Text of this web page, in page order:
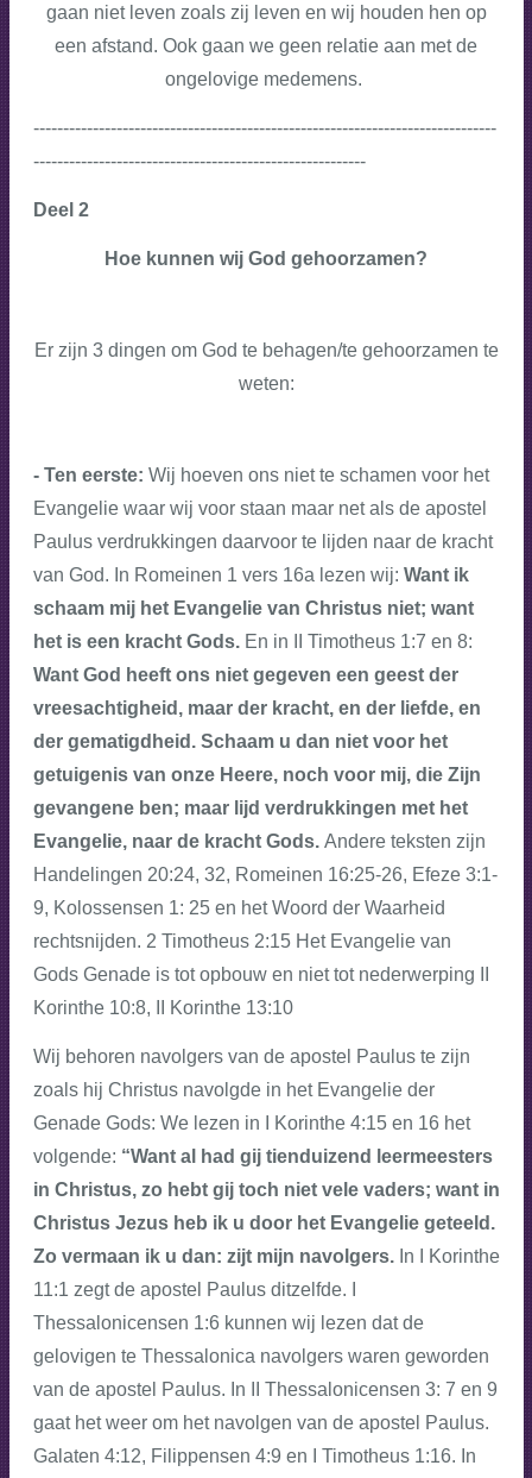
gaan niet leven zoals zij leven en wij houden hen op
een afstand. Ook gaan we geen relatie aan met de
ongelovige medemens.
------------------------------------------------------------------------------
--------------------------------------------------------
Deel 2
Hoe kunnen wij God gehoorzamen?
Er zijn 3 dingen om God te behagen/te gehoorzamen te
weten:
- Ten eerste: Wij hoeven ons niet te schamen voor het
Evangelie waar wij voor staan maar net als de apostel
Paulus verdrukkingen daarvoor te lijden naar de kracht
van God. In Romeinen 1 vers 16a lezen wij: Want ik
schaam mij het Evangelie van Christus niet; want
het is een kracht Gods.En in
II Timotheus 1:7 en 8:
Want God heeft ons niet gegeven een geest der
vreesachtigheid, maar der kracht, en der liefde, en
der gematigdheid. Schaam u dan niet voor het
getuigenis van onze Heere, noch voor mij, die Zijn
gevangene ben; maar lijd verdrukkingen met het
Evangelie, naar de kracht Gods. Andere teksten zijn
Handelingen 20:24, 32, Romeinen 16:25-26, Efeze 3:1-
9, Kolossensen 1: 25 en het Woord der Waarheid
rechtsnijden. 2 Timotheus 2:15 Het Evangelie van
Gods Genade is tot opbouw en niet tot nederwerping II
Korinthe 10:8, II Korinthe 13:10
Wij behoren navolgers van de apostel Paulus te zijn
zoals hij Christus navolgde in het Evangelie der
Genade Gods: We lezen in I Korinthe 4:15 en 16 het
volgende: “Want al had gij tienduizend leermeesters
in Christus, zo hebt gij toch niet vele vaders; want in
Christus Jezus heb ik u door het Evangelie geteeld.
Zo vermaan ik u dan: zijt mijn navolgers. In I Korinthe
11:1 zegt de apostel Paulus ditzelfde. I
Thessalonicensen 1:6 kunnen wij lezen dat de
gelovigen te Thessalonica navolgers waren geworden
van de apostel Paulus. In II Thessalonicensen 3: 7 en 9
gaat het weer om het navolgen van de apostel Paulus.
Galaten 4:12, Filippensen 4:9 en I Timotheus 1:16. In